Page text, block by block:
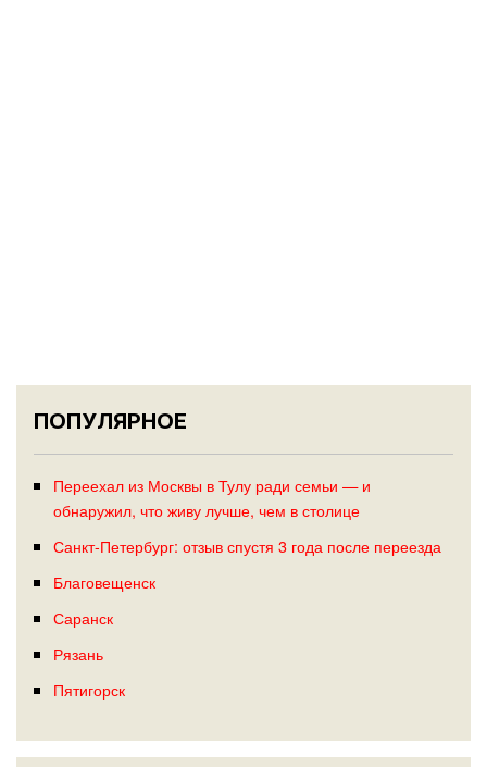
ПОПУЛЯРНОЕ
Переехал из Москвы в Тулу ради семьи — и
обнаружил, что живу лучше, чем в столице
Санкт-Петербург: отзыв спустя 3 года после переезда
Благовещенск
Саранск
Рязань
Пятигорск